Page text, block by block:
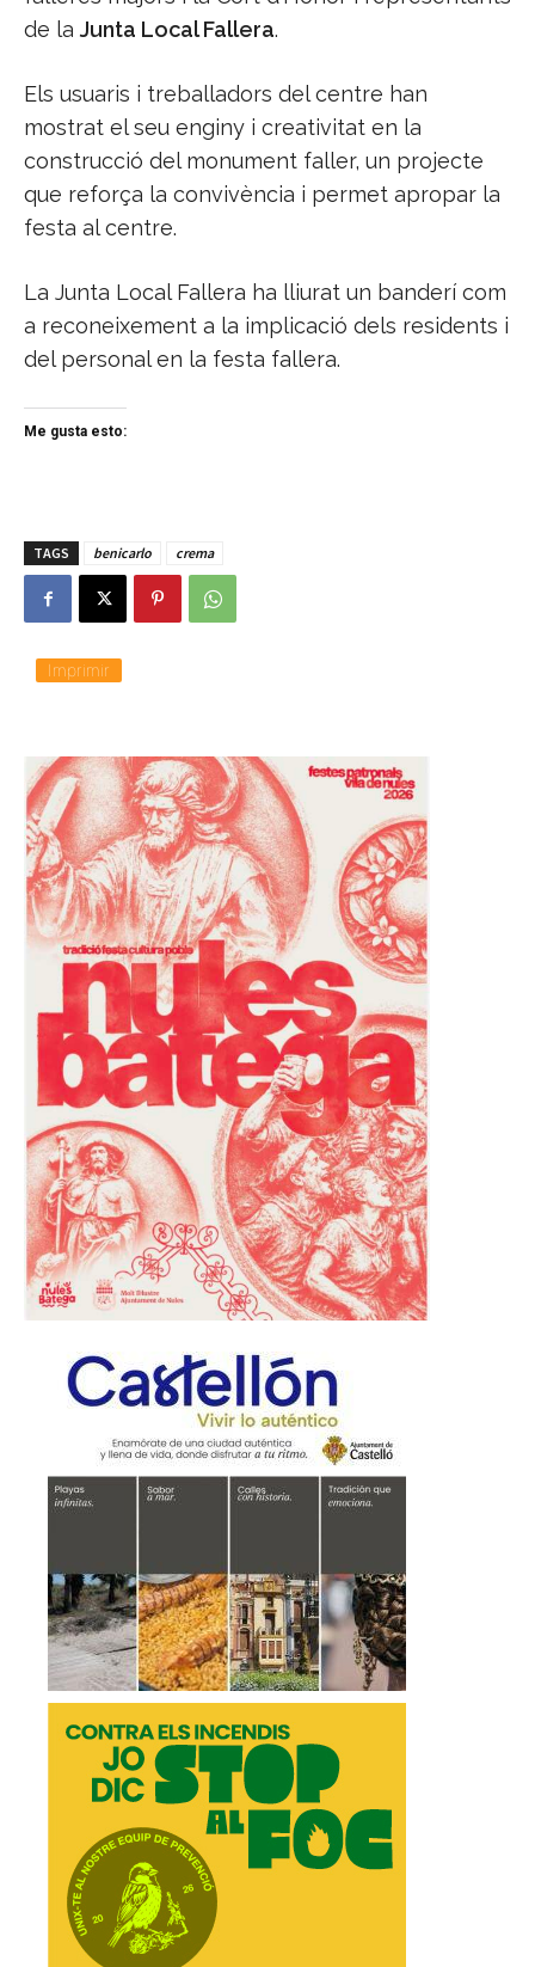
de la Junta Local Fallera.
Els usuaris i treballadors del centre han
mostrat el seu enginy i creativitat en la
construcció del monument faller, un projecte
que reforça la convivència i permet apropar la
festa al centre.
La Junta Local Fallera ha lliurat un banderí com
a reconeixement a la implicació dels residents i
del personal en la festa fallera.
Me gusta esto:
TAGS benicarlo crema
Imprimir